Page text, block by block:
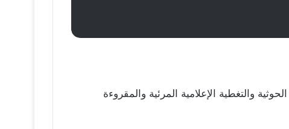
والتغطية الإعلامية المرئية والمقروءة